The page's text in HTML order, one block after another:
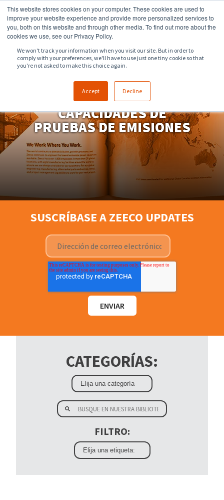
This website stores cookies on your computer. These cookies are used to
improve your website experience and provide more personalized services to
you, both on this website and through other media. To find out more about the
cookies we use, see our Privacy Policy.
We won't track your information when you visit our site. But in order to
comply with your preferences, we'll have to use just one tiny cookie so that
you're not asked to make this choice again.
Accept Decline
918.258.8551 sales@zeeco.com
CAPACIDADES DE
PRUEBAS DE EMISIONES
SUSCRÍBASE A ZEECO UPDATES
CATEGORÍAS:
FILTRO: